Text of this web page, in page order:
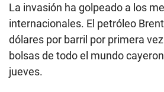
La invasión ha golpeado a los
internacionales. El petróleo
dólares por barril por primera
bolsas de todo el mundo
jueves.